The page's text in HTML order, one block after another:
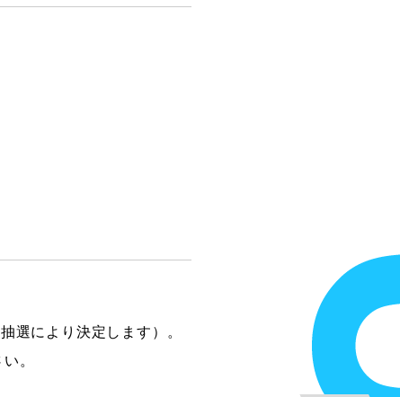
選により決定します）。
。